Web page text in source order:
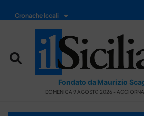
Cronache locali
Fondato da Maurizio
DOMENICA 9 AGOSTO 2026 -